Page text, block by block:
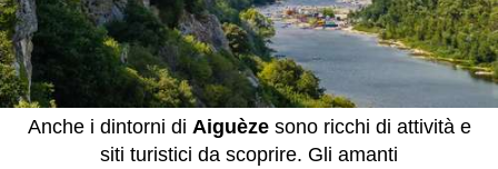
Anche i dintorni di Aiguèzesono ricchi di attività e
siti turistici da scoprire. Gli amanti